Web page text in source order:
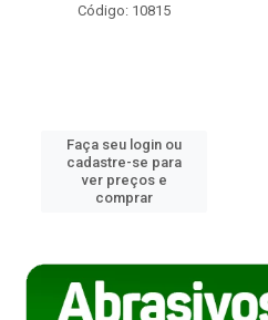
Código: 10815
Faça seu login ou
cadastre-se para
ver preços e
comprar